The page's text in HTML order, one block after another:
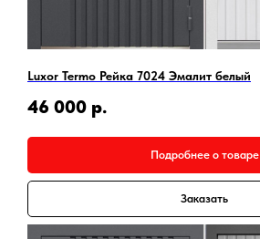
Luxor Termo Рейка 7024 Эмалит белый
46 000 р.
Подробнее о товаре
Заказать